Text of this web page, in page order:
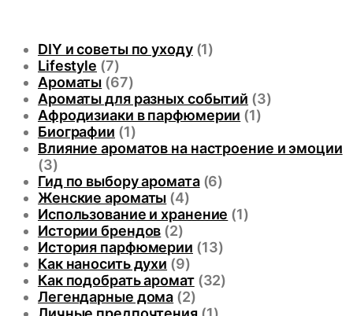
DIY и советы по уходу(1)
Lifestyle (7)
Ароматы (67)
Ароматы для разных событий (3)
Афродизиаки в парфюмерии (1)
Биографии (1)
Влияние ароматов на настроение и эмоции
(3)
Гид по выбору аромата(6)
Женские ароматы (4)
Использование и хранение (1)
Истории брендов (2)
История парфюмерии (13)
Как наносить духи (9)
Как подобрать аромат(32)
Легендарные дома (2)